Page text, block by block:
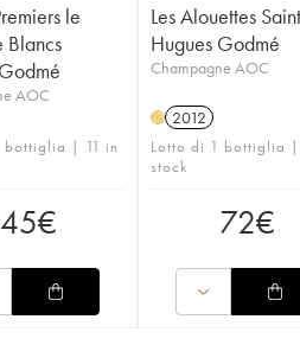
le
Blancs
AOC
bottiglia | 11 in
45€
Les Alouettes
Hugues Godmé
Champagne AOC
H 2012
Lotto di 1 bottiglia
stock
72€